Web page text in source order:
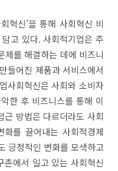
혁신’을 통해 사회혁신 비
고 있다. 사회적기업은 주
를 해결하는 데에 비즈니
들어진 제품과 서비스에서
사회혁신은 사회와 소비자
한 후 비즈니스를 통해 이
방법은 다르더라도 사회
를 끌어내는 사회적경제
긍정적인 변화를 모색하고
촌에서 일고 있는 사회혁신